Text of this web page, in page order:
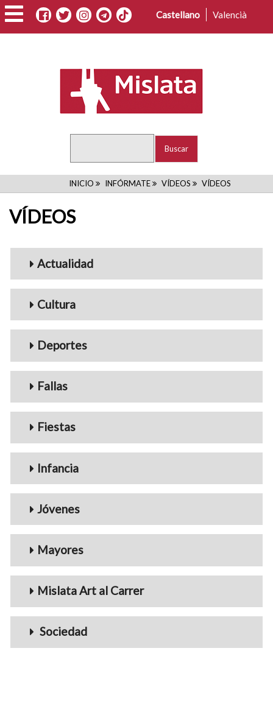
Pasar
al
contenido
Castellano Valencià
RUTA
INICIO INFÓRMATE VÍDEOS VÍDEOS
VÍDEOS
Menu_Videos
Actualidad
Cultura
Deportes
Fallas
Fiestas
Infancia
Jóvenes
Mayores
Mislata Art al Carrer
Sociedad